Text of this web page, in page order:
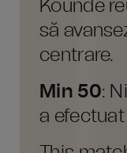
Kounde
să
centrare.
Min 50:
a